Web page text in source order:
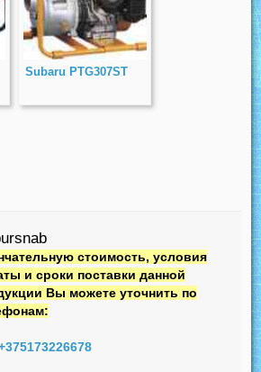
Subaru PTG307ST
стоимость, условия
и сроки поставки данной
Вы можете уточнить по